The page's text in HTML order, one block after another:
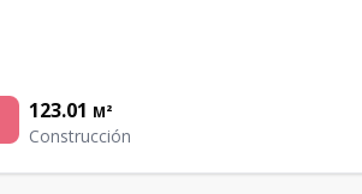
123.01 M²
Construcción